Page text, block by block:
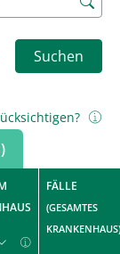
Suchen
FÄLLE
(GESAMTES
KRANKENHAUS)